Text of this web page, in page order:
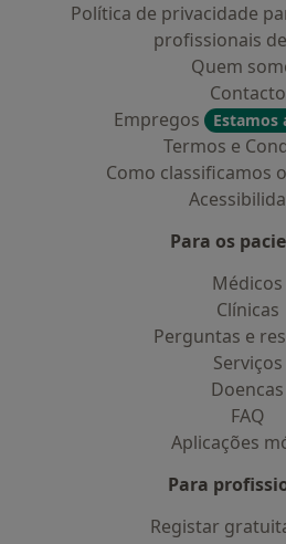
Política de privacidade
profissionais
Quem
Contacto
Empregos
Estamos
Termos e
Como classificamos
Para os
Médicos
Clínicas
Perguntas e
Serviços
Doencas
FAQ
Aplicações
Para
Registar